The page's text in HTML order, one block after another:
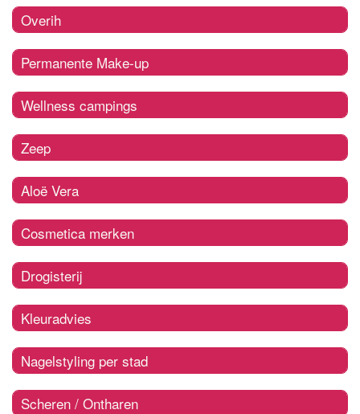
Overih
Permanente Make-up
Wellness campings
Zeep
Aloë Vera
Cosmetica merken
Drogisterij
Kleuradvies
Nagelstyling per stad
Scheren / Ontharen